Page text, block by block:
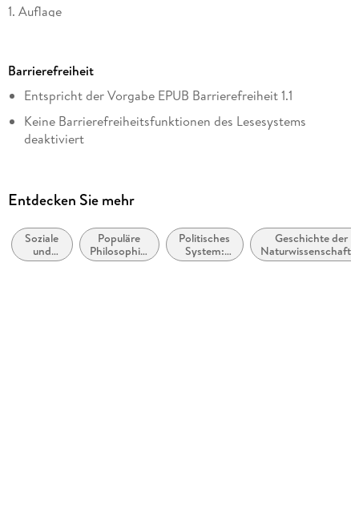
1. Auflage
Dateigröße
1,06 MB
Autor/Autorin
Vince Ebert
dtv Digital
mit Wasserzeichen versehen
Family Sharing
Barrierefreiheit
Entspricht der Vorgabe EPUB Barrierefreiheit 1.1
Keine Barrierefreiheitsfunktionen des Lesesystems
deaktiviert
Seitenzahlen entsprechen der gedruckten Ausgabe
Hoher Farbkontrast für bessere Lesbarkeit
Entdecken Sie mehr
Soziale
und
ethische
Populäre
Philosophie:
Der Sinn
Politisches
System:
Demokratie
Geschichte der